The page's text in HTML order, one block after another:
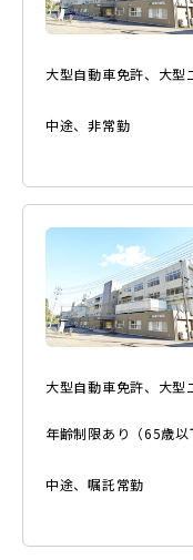
大型自動車免許、大型
中途、非常勤
大型自動車免許、大型
年齢制限あり（65歳以
中途、嘱託常勤